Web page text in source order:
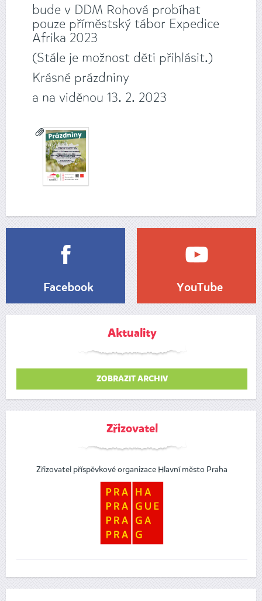
bude v DDM Rohová probíhat
pouze příměstský tábor Expedice
Afrika 2023
(Stále je možnost děti přihlásit.)
Krásné prázdniny
a na viděnou 13. 2. 2023
Facebook YouTube
Aktuality
ZOBRAZIT ARCHIV
Zřizovatel
Zřizovatel příspěvkové organizace Hlavní město Praha